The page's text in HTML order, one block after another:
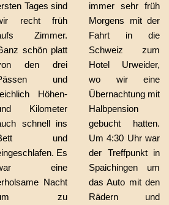
Tages sind
recht früh
Zimmer.
schön platt
den drei
und
Höhen-
Kilometer
schnell ins
und
Es
eine
Nacht
zu
immer sehr früh
Morgens mit der
Fahrt in die
Schweiz zum
Hotel Urweider,
wo wir eine
Übernachtung mit
Halbpension
gebucht hatten.
Um 4:30 Uhr war
der Treffpunkt in
Spaichingen um
das Auto mit den
Rädern und